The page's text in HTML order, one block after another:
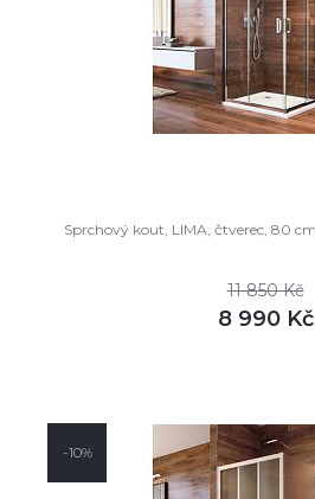
Sprchový kout, LIMA, čtverec, 80
11 850 Kč
8 990 Kč
-10%